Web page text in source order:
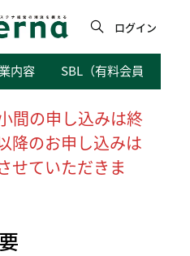
ログイン
内容 SBL（有料会員向けサ
間の申し込みは終
降のお申し込みは
せていただきま